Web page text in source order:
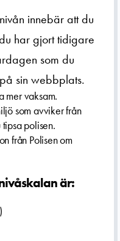
innebär att du
har gjort tidigare
som du
sin webbplats.
mer vaksam.
som avviker från
polisen.
från Polisen om
är: